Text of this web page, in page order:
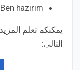
Ben hazırım: أنا على استعداد.
يمكنكم تعلم
التالي: